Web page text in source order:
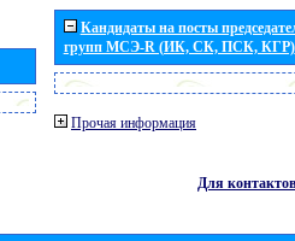
Кандидаты на посты
групп МСЭ-R (ИК, СК, ПСК, КГР)
Прочая информация
Для контактов